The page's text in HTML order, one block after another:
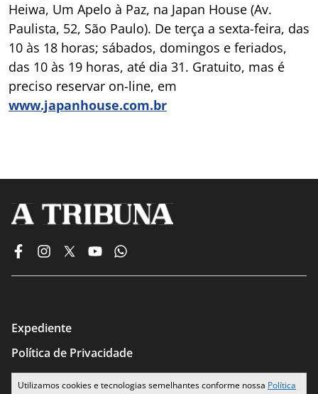
Heiwa, Um Apelo à Paz, na Japan House (Av.
Paulista, 52, São Paulo). De terça a sexta-feira, das
10 às 18 horas; sábados, domingos e feriados,
das 10 às 19 horas, até dia 31. Gratuito, mas é
preciso reservar on-line, em
www.japanhouse.com.br
Utilizamos cookies e tecnologias semelhantes conforme nossa Política
Expediente
Política de Privacidade
Termos de Uso